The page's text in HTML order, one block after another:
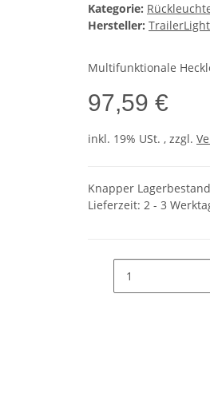
Kategorie:
Hersteller: TrailerLight
Multifunktionale
97,59 €
inkl. 19% USt. , zzgl.
Knapper Lagerbestand
Lieferzeit: 2 - 3